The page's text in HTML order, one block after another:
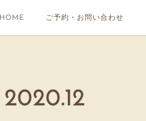
HOME ご予約・お問い合わせ
2020.12